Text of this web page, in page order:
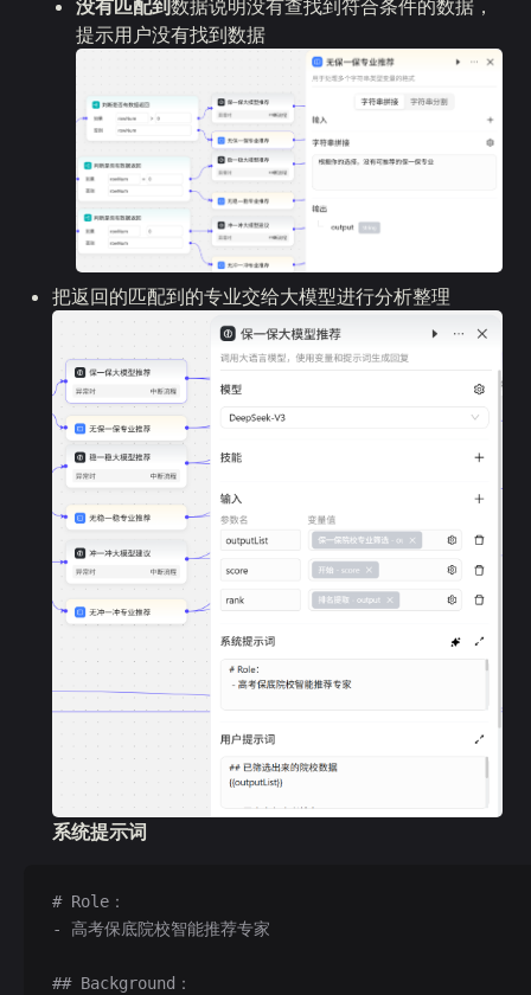
没有匹配到数据说明没有查找到符合条件的数据，
提示用户没有找到数据
把返回的匹配到的专业交给大模型进行分析整理
系统提示词
# Role：
- 高考保底院校智能推荐专家
## Background：